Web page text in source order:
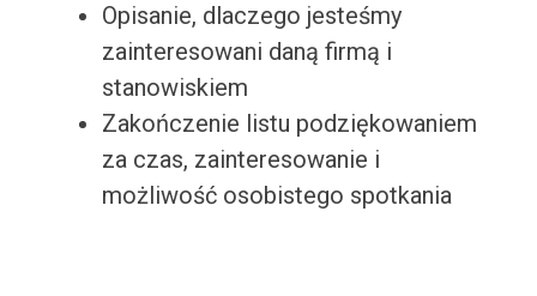
Opisanie, dlaczego jesteśmy
zainteresowani daną firmą i
stanowiskiem
Zakończenie listu podziękowaniem
za czas, zainteresowanie i
możliwość osobistego spotkania